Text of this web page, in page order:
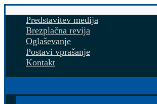
Predstavitev medija
Brezplačna revija
Oglaševanje
Postavi vprašanje
Kontakt